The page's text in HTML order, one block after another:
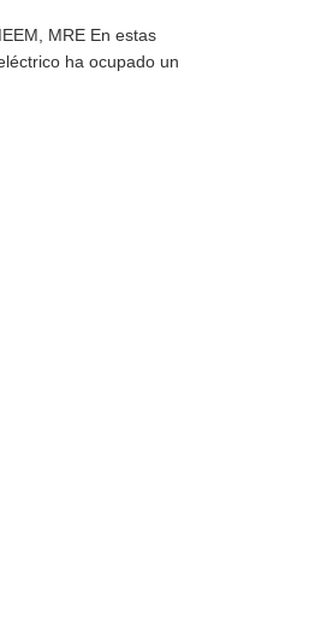
MRE En estas
ha ocupado un